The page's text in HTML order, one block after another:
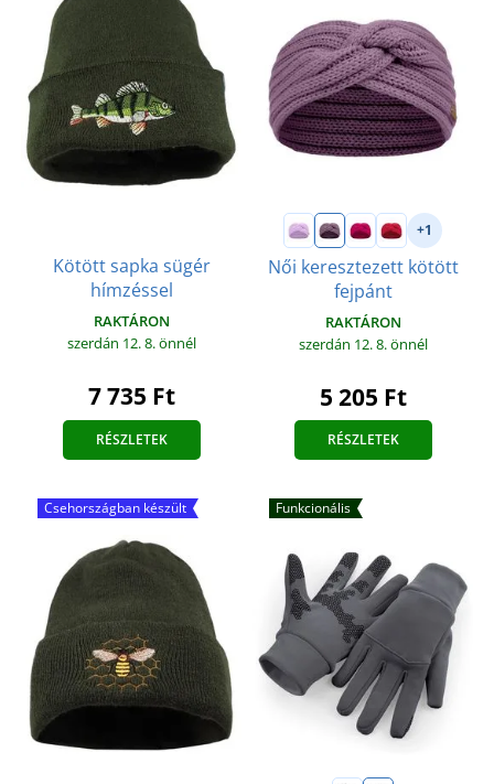
Kötött sapka sügér
hímzéssel
RAKTÁRON
szerdán 12. 8.önnél
7 735 Ft
RÉSZLETEK
+1
Női keresztezett kötött
fejpánt
RAKTÁRON
szerdán 12. 8.önnél
5 205 Ft
RÉSZLETEK
Csehországban készült Funkcionális